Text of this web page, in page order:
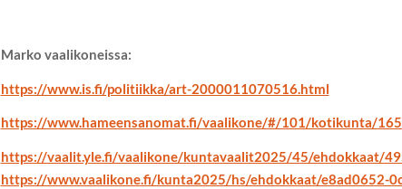
Marko vaalikoneissa:
https://www.is.fi/politiikka/art-2000011070516.html
https://www.hameensanomat.fi/vaalikone/#/101/kotikunta/
https://vaalit.yle.fi/vaalikone/kuntavaalit2025/45/ehdokkaat/
https://www.vaalikone.fi/kunta2025/hs/ehdokkaat/e8ad0652-